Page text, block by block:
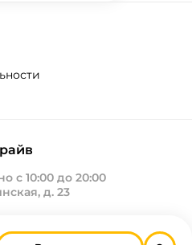
с 10:00 до 20:00
д. 23